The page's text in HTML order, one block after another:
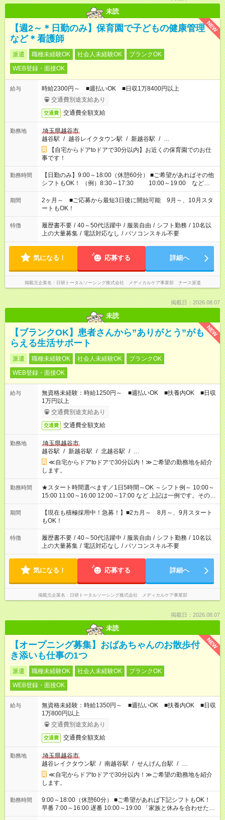
未読
NEW
【週2～＊日勤のみ】保育園で子どもの健康管理
など＊看護師
派遣 職種未経験OK 社会人未経験OK
ブランクOK
WEB登録・面接OK
給与
時給2300円～ ■週払いOK ■日収1万8400円以上
交通費別途支給あり
交通費 交通費全額支給
勤務地
埼玉県越谷市
越谷駅 / 越谷レイクタウン駅 / 新越谷駅 / …
【自宅からドアtoドアで30分以内】お近くの保育園でのお仕
事です！
勤務時間
【日勤のみ】9:00～18:00（休憩60分） ■ご希望があればその他
シフトもOK！ （例）8:30～17:30 10:00～19:00 など
「家族とお休みを合わせたい」 「余裕を持って夕飯の準備がし
たい」 「できれば残業はしたくない」 など、ご希望があれば教
えてくださいね。 ※Wワーク希望の方へ 今ご覧のお仕事で希望
する勤務時間と、もう1つのお仕事の勤務時間。 合計で週40時
間を超える場合は応募できません
期間
2ヶ月～ ■ご応募から最短3日後に開始可能 9月～、10月スタ
ートもOK！
特徴 履歴書不要 / 40～50代活躍中 / 服装自由 / シフト勤務 / 10名以
上の大量募集 / 電話対応なし / パソコンスキル不要
気になる！ 応募する 詳細へ
掲載元企業名 日研トータルソーシング株式会社 メディカルケア事業部 ナース派遣
掲載日：2026.08.07
未読
NEW
【ブランクOK】患者さんから”ありがとう”がも
らえる生活サポート
派遣 職種未経験OK 社会人未経験OK
ブランクOK
WEB登録・面接OK
給与
無資格未経験：時給1250円～ ■週払いOK ■扶養内OK ■日収
1万円以上
交通費別途支給あり
交通費 交通費全額支給
勤務地
埼玉県越谷市
越谷駅 / 新越谷駅 / 北越谷駅 / …
≪自宅からドアtoドアで30分以内！≫ご希望の勤務地を紹介
します。
勤務時間
★スタート時間選べます／1日5時間～OK ～シフト例～ 10:00～
15:00 11:00～16:00 12:00～17:00 など 上記は一例です。その他
シフトもご相談ください。 ※Wワークの場合当社と合わせて法
定労働時間が週40時間を超えなければOKです。
期間
【現在も積極採用中！急募！】■2カ月～ 8月～、9月スタート
もOK！
特徴 履歴書不要 / 40～50代活躍中 / 服装自由 / シフト勤務 / 10名以
上の大量募集 / 電話対応なし / パソコンスキル不要
気になる！ 応募する 詳細へ
掲載元企業名 日研トータルソーシング株式会社 メディカルケア事業部
掲載日：2026.08.07
未読
NEW
【オープニング募集】おばあちゃんのお散歩付
き添いも仕事の1つ
派遣 職種未経験OK 社会人未経験OK
ブランクOK
WEB登録・面接OK
給与
無資格未経験：時給1350円～ ■週払いOK ■扶養内OK ■日収
1万800円以上
交通費別途支給あり
交通費 交通費全額支給
勤務地
埼玉県越谷市
越谷レイクタウン駅 / 南越谷駅 / せんげん台駅 / …
≪自宅からドアtoドアで30分以内！≫ご希望の勤務地を紹介
します。
勤務時間
9:00～18:00（休憩60分） ■ご希望があれば下記シフトもOK！
早番 7:00～16:00 遅番 10:00～19:00 「家族と休みを合わせた
い」 「余裕を持って夕飯の準備がしたい」 「できれば残業はし